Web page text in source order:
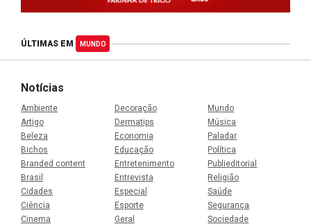
ÚLTIMAS EM MUNDO
Notícias
Ambiente
Artigo
Beleza
Bichos
Branded content
Brasil
Cidades
Ciência
Cinema
Decoração
Dermatips
Economia
Educação
Entretenimento
Entrevista
Especial
Esporte
Geral
Mundo
Música
Paladar
Política
Publieditorial
Religião
Saúde
Segurança
Sociedade